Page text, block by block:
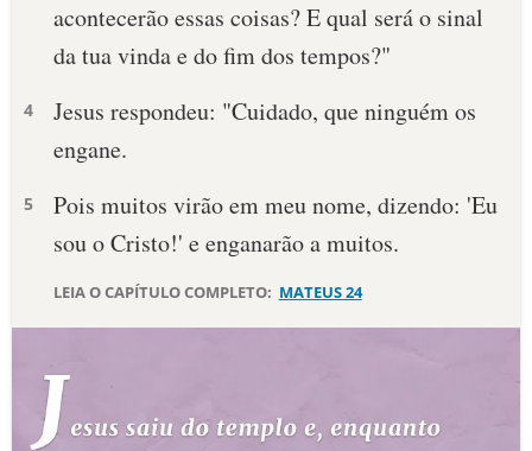
TEMAS
PERGUNTE À BÍBLIA IA
TERMO BÍBLICO
LOJA BÍBLIAON
acontecerão essas coisas? E qual será o sinal
da tua vinda e do fim dos tempos?"
4
Jesus respondeu: "Cuidado, que ninguém os
engane.
5
Pois muitos virão em meu nome, dizendo: 'Eu
sou o Cristo!' e enganarão a muitos.
LEIA O CAPÍTULO COMPLETO: MATEUS 24